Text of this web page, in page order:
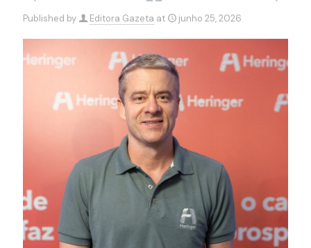
Published by Editora Gazeta at junho 25, 2026